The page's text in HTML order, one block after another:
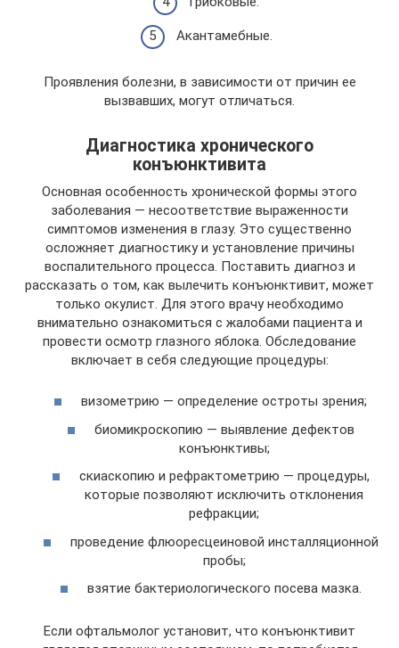
Акантамебные.
Проявления болезни, в зависимости от причин ее
вызвавших, могут отличаться.
Диагностика хронического
конъюнктивита
Основная особенность хронической формы этого
заболевания — несоответствие выраженности
симптомов изменения в глазу. Это существенно
осложняет диагностику и установление причины
воспалительного процесса. Поставить диагноз и
рассказать о том, как вылечить конъюнктивит, может
только окулист. Для этого врачу необходимо
внимательно ознакомиться с жалобами пациента и
провести осмотр глазного яблока. Обследование
включает в себя следующие процедуры:
визометрию — определение остроты зрения;
биомикроскопию — выявление дефектов
конъюнктивы;
скиаскопию и рефрактометрию — процедуры,
которые позволяют исключить отклонения
рефракции;
проведение флюоресцеиновой инсталляционной
пробы;
взятие бактериологического посева мазка.
Если офтальмолог установит, что конъюнктивит